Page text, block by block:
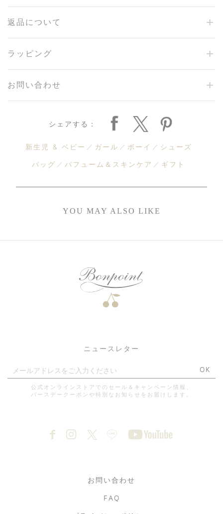
返品について
ラッピング
お問い合わせ
シェアする：
新生児 & ベビー ガール ボーイ シューズ
バッグ パフューム＆スキンケア ギフト
YOU MAY ALSO LIKE
お問い合わせ
FAQ
ニュースレター
OK
公式オンラインストアでのセール＆キャンペーン情報、
バースデークーポンや特別なお知らせをお届けします。